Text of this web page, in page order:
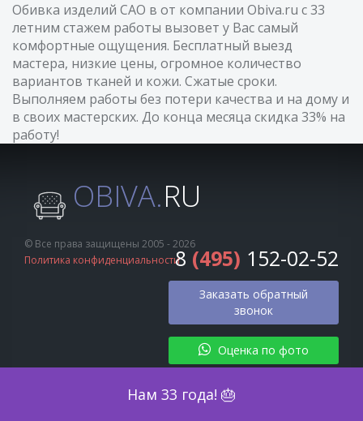
Нам 33 года! 🎂
Обивка изделий САО в от компании Obiva.ru с 33
летним стажем работы вызовет у Вас самый
комфортные ощущения. Бесплатный выезд
мастера, низкие цены, огромное количество
вариантов тканей и кожи. Сжатые сроки.
Выполняем работы без потери качества и на дому и
в своих мастерских. До конца месяца скидка 33% на
работу!
OBIVA.RU
© Все права защищены 2005 - 2026
Политика конфиденциальности8 (495) 152-02-52
Заказать обратный
звонок
Оценка по фото